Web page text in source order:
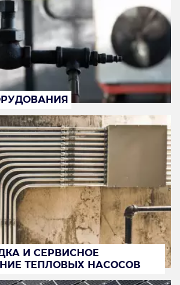
И СЕРВИСНОЕ
ТЕПЛОВЫХ НАСОСОВ